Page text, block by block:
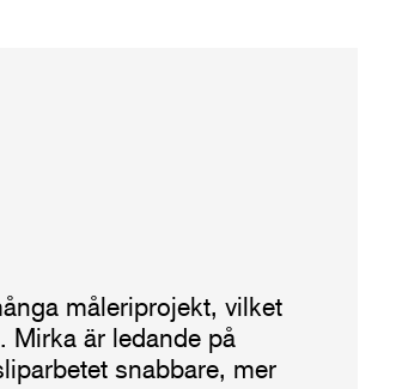
måleriprojekt, vilket
Mirka är ledande på
snabbare, mer